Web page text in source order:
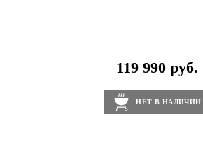
119 990 руб.
НЕТ В НАЛИЧИИ